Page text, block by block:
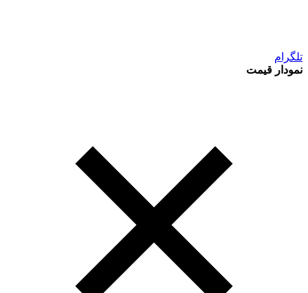
تلگرام
نمودار قیمت